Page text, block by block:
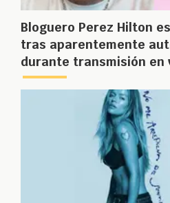
Bloguero Perez Hilton
tras aparentemente
durante transmisión en